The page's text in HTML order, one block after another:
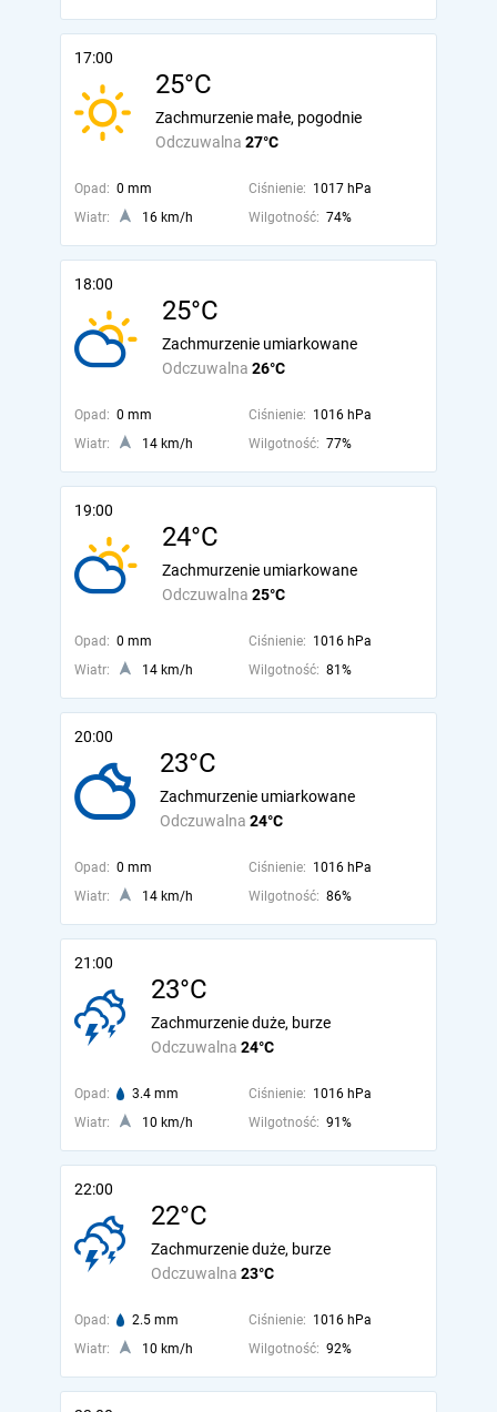
17:00
25°C
Odczuwalna 27°C
Zachmurzenie małe, pogodnie
Opad: 0 mm Ciśnienie: 1017 hPa
Wiatr:
16 km/h Wilgotność: 74%
18:00
25°C
Odczuwalna 26°C
Zachmurzenie umiarkowane
Opad: 0 mm Ciśnienie: 1016 hPa
Wiatr:
14 km/h Wilgotność: 77%
19:00
24°C
Odczuwalna 25°C
Zachmurzenie umiarkowane
Opad: 0 mm Ciśnienie: 1016 hPa
Wiatr:
14 km/h Wilgotność: 81%
20:00
23°C
Odczuwalna 24°C
Zachmurzenie umiarkowane
Opad: 0 mm Ciśnienie: 1016 hPa
Wiatr:
14 km/h Wilgotność: 86%
21:00
23°C
Odczuwalna 24°C
Zachmurzenie duże, burze
Opad: 3.4 mm Ciśnienie: 1016 hPa
Wiatr:
10 km/h Wilgotność: 91%
22:00
22°C
Odczuwalna 23°C
Zachmurzenie duże, burze
Opad: 2.5 mm Ciśnienie: 1016 hPa
Wiatr:
10 km/h Wilgotność: 92%